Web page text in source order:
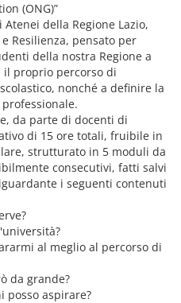
(ONG)”
della Regione Lazio,
Resilienza, pensato per
della nostra Regione a
il proprio percorso di
nonché a definire la
da parte di docenti di
di 15 ore totali, fruibile in
strutturato in 5 moduli da
consecutivi, fatti salvi
i seguenti contenuti
al meglio al percorso di
da grande?
posso aspirare?